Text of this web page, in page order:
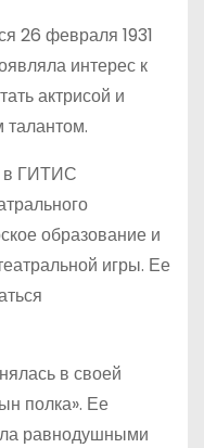
26 февраля 1931
интерес к
актрисой и
талантом.
в ГИТИС
образование и
игры. Ее
в своей
полка». Ее
равнодушными